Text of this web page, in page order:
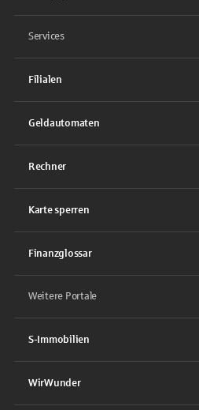
Services
Filialen
Geldautomaten
Rechner
Karte sperren
Finanzglossar
Weitere Portale
S-Immobilien
WirWunder